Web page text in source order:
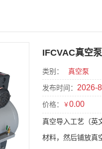
IFCVAC真空
类别： 真空泵
发布时间： 2026-
价格： ￥0.00
真空导入工艺（英
材料，然后铺放真